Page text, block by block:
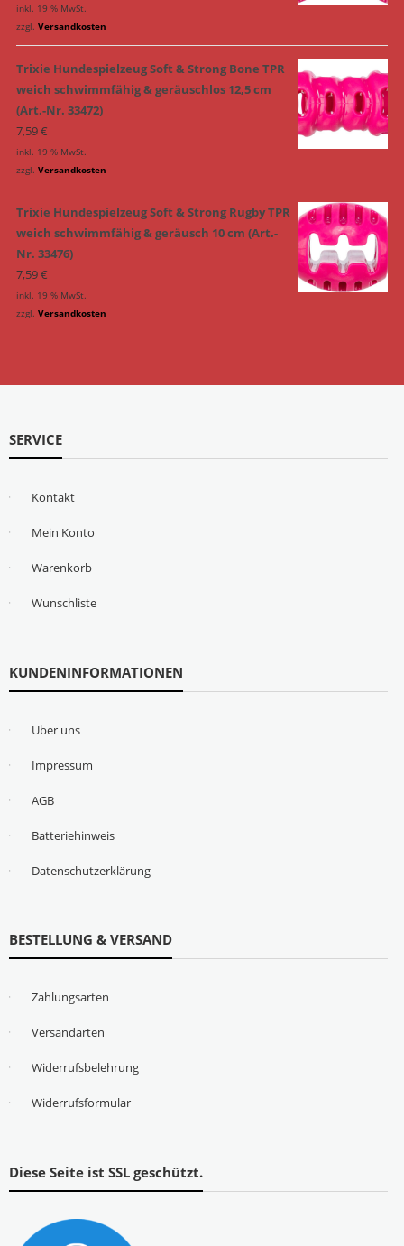
inkl. 19 % MwSt.
zzgl. Versandkosten
Trixie Hundespielzeug Soft & Strong Bone TPR
weich schwimmfähig & geräuschlos 12,5 cm
(Art.-Nr. 33472)
7,59€
inkl. 19 % MwSt.
zzgl. Versandkosten
Trixie Hundespielzeug Soft & Strong Rugby TPR
weich schwimmfähig & geräusch 10 cm (Art.-
Nr. 33476)
7,59€
inkl. 19 % MwSt.
zzgl. Versandkosten
SERVICE
Kontakt
Mein Konto
Warenkorb
Wunschliste
KUNDENINFORMATIONEN
Über uns
Impressum
AGB
Batteriehinweis
Datenschutzerklärung
BESTELLUNG & VERSAND
Zahlungsarten
Versandarten
Widerrufsbelehrung
Widerrufsformular
Diese Seite ist SSL geschützt.